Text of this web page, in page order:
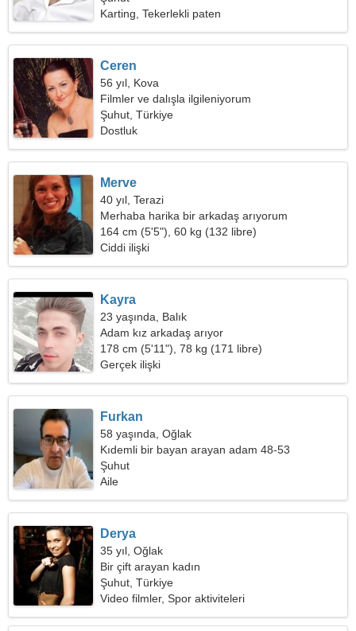
Karting, Tekerlekli paten
Ceren
56 yıl, Kova
Filmler ve dalışla ilgileniyorum
Şuhut, Türkiye
Dostluk
Merve
40 yıl, Terazi
Merhaba harika bir arkadaş arıyorum
164 cm (5'5"), 60 kg (132 libre)
Ciddi ilişki
Kayra
23 yaşında, Balık
Adam kız arkadaş arıyor
178 cm (5'11"), 78 kg (171 libre)
Gerçek ilişki
Furkan
58 yaşında, Oğlak
Kıdemli bir bayan arayan adam 48-53
Şuhut
Aile
Derya
35 yıl, Oğlak
Bir çift arayan kadın
Şuhut, Türkiye
Video filmler, Spor aktiviteleri